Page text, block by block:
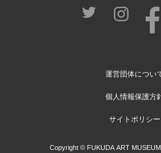
運営団体につい
個人情報保護方
サイトポリシー
Copyright © FUKUDA ART